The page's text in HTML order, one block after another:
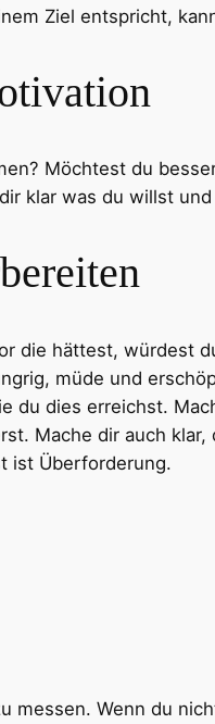
Ziel entspricht,
Möchtest du
klar was du willst
die hättest, würdest
müde und
du dies erreichst.
Mache dir auch
ist Überforderung.
messen. Wenn du